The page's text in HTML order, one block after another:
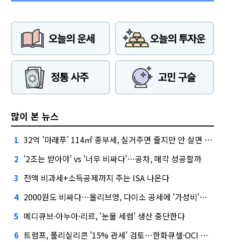
많이 본 뉴스
1 32억 '마래푸' 114㎡ 종부세, 실거주면 줄지만 안 살면 2.5배
2 '2조는 받아야' vs '너무 비싸다'…공차, 매각 성공할까
3 전액 비과세+소득공제까지 주는 ISA 나온다
4 2000원도 비싸다…올리브영, 다이소 공세에 '가성비'로 맞불
5 메디큐브·아누아·리르, '눈물 세럼' 생산 중단한다
6 트럼프, 폴리실리콘 '15% 관세' 검토…한화큐셀·OCI 영향은?